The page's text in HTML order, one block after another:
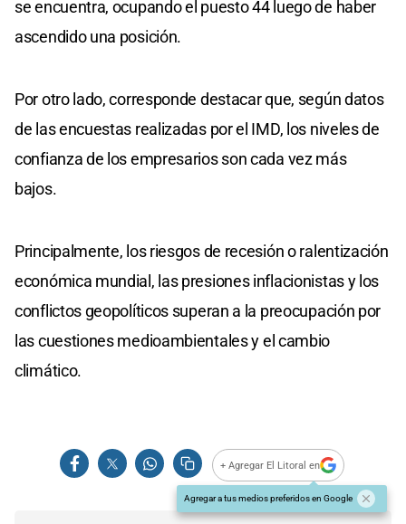
se encuentra, ocupando el puesto 44 luego de haber
ascendido una posición.
Por otro lado, corresponde destacar que, según datos
de las encuestas realizadas por el IMD, los niveles de
confianza de los empresarios son cada vez más
bajos.
Principalmente, los riesgos de recesión o ralentización
económica mundial, las presiones inflacionistas y los
conflictos geopolíticos superan a la preocupación por
las cuestiones medioambientales y el cambio
climático.
+ Agregar El Litoral en
Agregar a tus medios preferidos en Google